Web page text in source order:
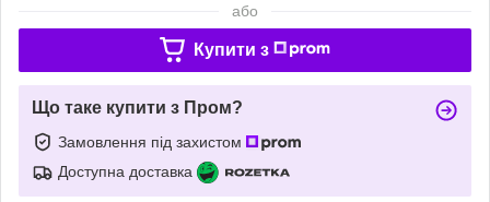
або
Купити з
Що таке купити з Пром?
Замовлення під захистом
Доступна доставка